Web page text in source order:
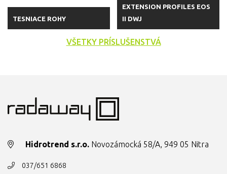
TESNIACE ROHY
EXTENSION PROFILES EOS
II DWJ
VŠETKY PRÍSLUŠENSTVÁ
Hidrotrend s.r.o. Novozámocká 58/A, 949 05 Nitra
037/651 6868